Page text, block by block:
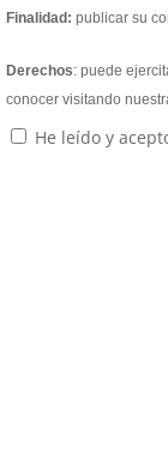
Finalidad: publicar su
Derechos: puede
conocer visitando
He leído y